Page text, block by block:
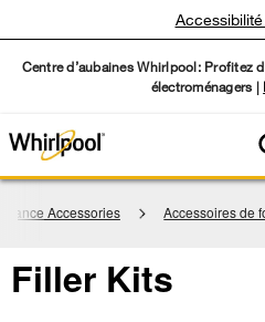
Centre d’aubaines Whirlpool: Profitez
électroménagers |
Accessories Accessoires de
Filler Kits